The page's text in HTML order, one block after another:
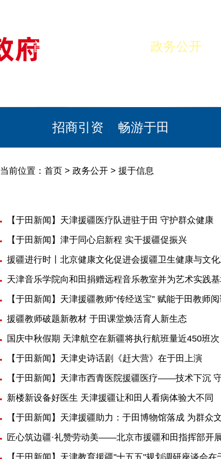
首页 政务公开
招商引资 畅游于田
当前位置： 首页 > 政务公开 > 援于信息
【于田新闻】天津援疆医疗队进驻于田 守护群众健康
【于田新闻】津于同心启新程 实干援疆促振兴
援疆进行时丨北京健康文化促进会援疆卫生健康与文
天津音乐学院向和田捐赠远程音乐教室并为艺术实践
【于田新闻】天津援疆教师“传经送宝” 赋能于田教师
援疆教师破题新教材 于田课堂焕活育人新生态
国庆中秋假期 天津航空在新疆将执行航班量近450班次
【于田新闻】天津史诗话剧《赶大营》在于田上演
【于田新闻】天津市西青医院援疆医疗——技术下沉
新楼新设备好医生 天津援疆让和田人看病体验大不同
【于田新闻】天津援疆助力：于田博物馆落成 为群众
匠心筑边疆·礼赞劳动美——北京市援疆和田指挥部开
【于田新闻】天津教育援疆"十五五"规划调研座谈会在